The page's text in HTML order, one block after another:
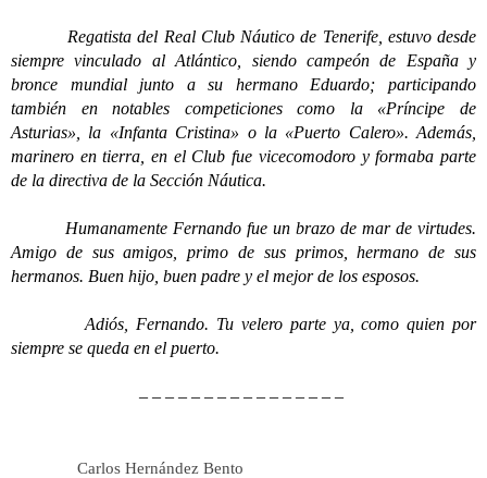
Regatista del Real Club Náutico de Tenerife, estuvo desde
siempre vinculado al Atlántico, siendo campeón de España y
bronce mundial junto a su hermano Eduardo; participando
también en notables competiciones como la «Príncipe de
Asturias», la «Infanta Cristina» o la «Puerto Calero». Además,
marinero en tierra, en el Club fue vicecomodoro y formaba parte
de la directiva de la Sección Náutica.
Humanamente Fernando fue un brazo de mar de virtudes.
Amigo de sus amigos, primo de sus primos, hermano de sus
hermanos. Buen hijo, buen padre y el mejor de los esposos.
Adiós, Fernando. Tu velero parte ya, como quien por
siempre se queda en el puerto.
– – – – – – – – – – – – – – – –
Carlos Hernández Bento